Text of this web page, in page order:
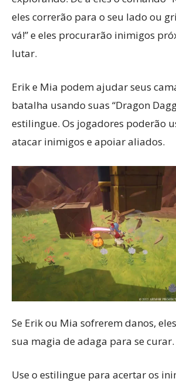
eles correrão para o seu lado ou
vá!” e eles procurarão inimigos
lutar.
Erik e Mia podem ajudar seus
batalha usando suas “Dragon
estilingue. Os jogadores poderão
atacar inimigos e apoiar aliados.
Se Erik ou Mia sofrerem danos,
sua magia de adaga para se curar.
Use o estilingue para acertar os